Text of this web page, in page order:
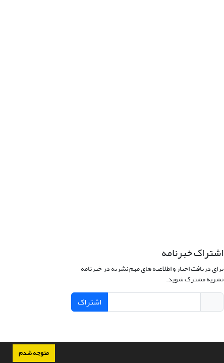
متوجه شدم
اشتراک خبرنامه
برای دریافت اخبار و اطلاعیه های مهم نشریه در خبرنامه
نشریه مشترک شوید.
اشتراک